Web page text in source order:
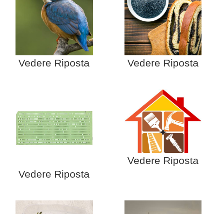
Vedere Riposta Vedere Riposta
Vedere Riposta
Vedere Riposta